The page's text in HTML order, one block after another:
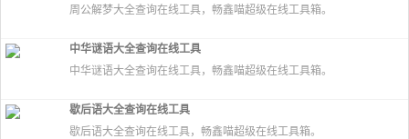
周公解梦大全查询在线工具，畅鑫喵超级在线工具箱。
中华谜语大全查询在线工具
中华谜语大全查询在线工具，畅鑫喵超级在线工具箱。
歇后语大全查询在线工具
歇后语大全查询在线工具，畅鑫喵超级在线工具箱。